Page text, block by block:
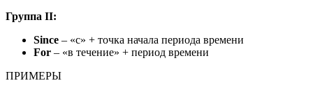
Группа II:
Since – «с» + точка начала периода времени
For – «в течение» + период времени
ПРИМЕРЫ